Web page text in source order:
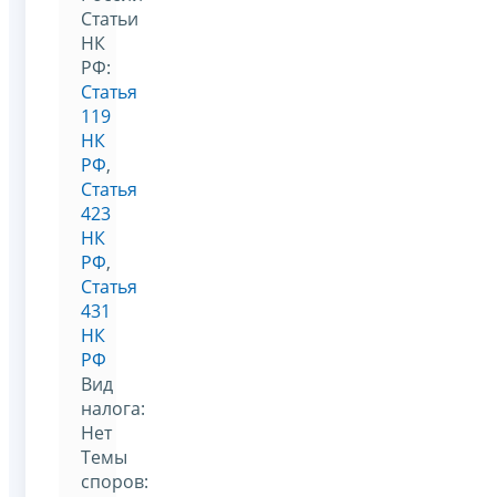
Статьи
НК
РФ:
Статья
119
НК
РФ,
Статья
423
НК
РФ,
Статья
431
НК
РФ
Вид
налога:
Нет
Темы
споров: